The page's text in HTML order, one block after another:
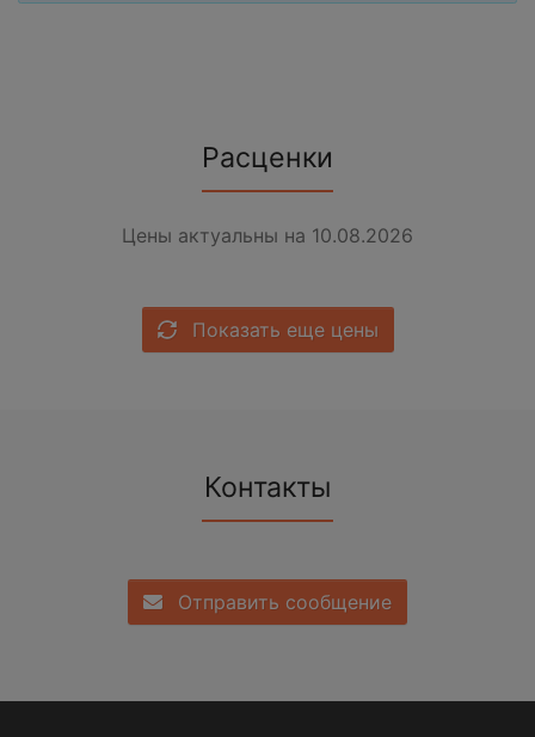
Расценки
Цены актуальны на 10.08.2026
Показать еще цены
Контакты
Отправить сообщение